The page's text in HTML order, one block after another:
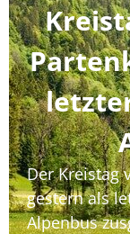
Der Kreistag
gestern als
Alpenbus